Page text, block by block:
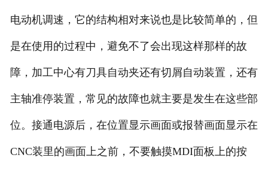
电动机调速，它的结构相对来说也是比较简单的，但
是在使用的过程中，避免不了会出现这样那样的故
障，加工中心有刀具自动夹还有切屑自动装置，还有
主轴准停装置，常见的故障也就主要是发生在这些部
位。接通电源后，在位置显示画面或报替画面显示在
CNC装里的画面上之前，不要触摸MDI面板上的按